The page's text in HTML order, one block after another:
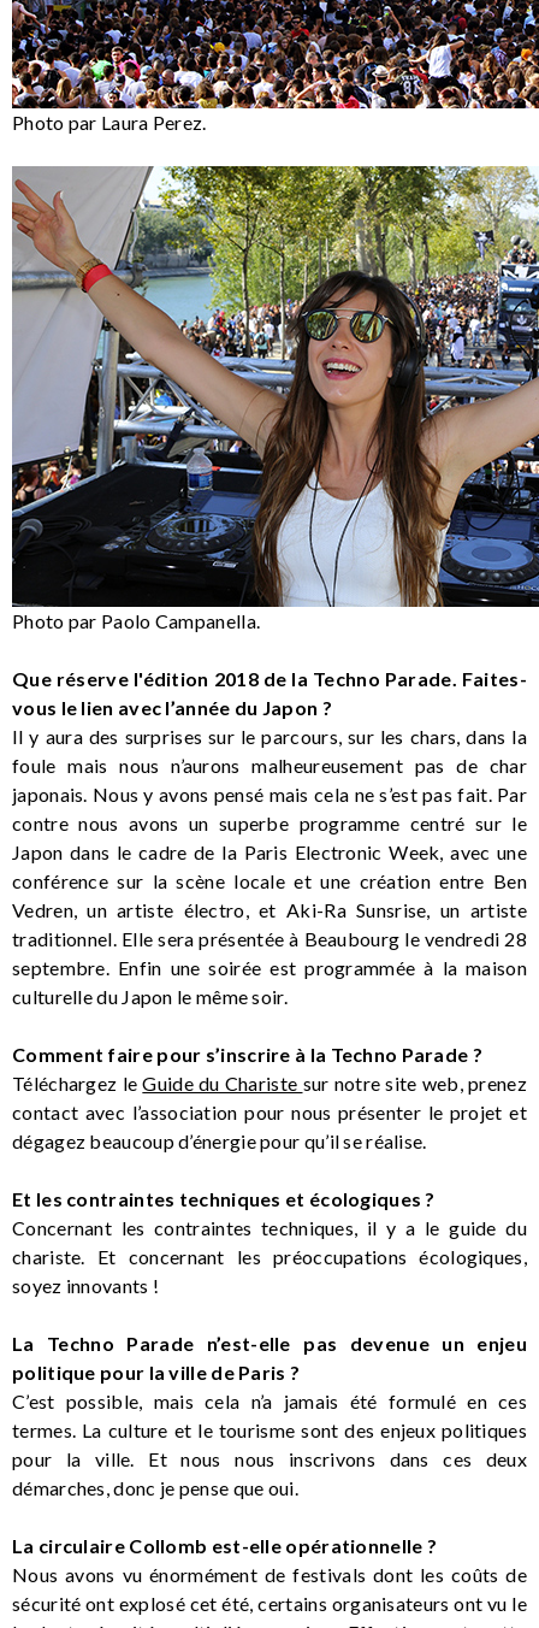
Photo par Laura Perez.
Photo par Paolo Campanella.
Que réserve l'édition 2018 de la Techno Parade. Faites-
vous le lien avec l’année du Japon ?
Il y aura des surprises sur le parcours, sur les chars, dans la
foule mais nous n’aurons malheureusement pas de char
japonais. Nous y avons pensé mais cela ne s’est pas fait. Par
contre nous avons un superbe programme centré sur le
Japon dans le cadre de la Paris Electronic Week, avec une
conférence sur la scène locale et une création entre Ben
Vedren, un artiste électro, et Aki-Ra Sunsrise, un artiste
traditionnel. Elle sera présentée à Beaubourg le vendredi 28
septembre. Enfin une soirée est programmée à la maison
culturelle du Japon le même soir.
Comment faire pour s’inscrire à la Techno Parade ?
Téléchargez leGuide du Chariste sur notre site web, prenez
contact avec l’association pour nous présenter le projet et
dégagez beaucoup d’énergie pour qu’il se réalise.
Et les contraintes techniques et écologiques ?
Concernant les contraintes techniques, il y a le guide du
chariste. Et concernant les préoccupations écologiques,
soyez innovants !
La Techno Parade n’est-elle pas devenue un enjeu
politique pour la ville de Paris ?
C’est possible, mais cela n’a jamais été formulé en ces
termes. La culture et le tourisme sont des enjeux politiques
pour la ville. Et nous nous inscrivons dans ces deux
démarches, donc je pense que oui.
La circulaire Collomb est-elle opérationnelle ?
Nous avons vu énormément de festivals dont les coûts de
sécurité ont explosé cet été, certains organisateurs ont vu le